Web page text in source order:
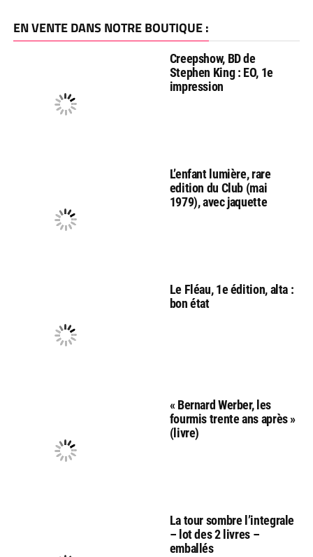
EN VENTE DANS NOTRE BOUTIQUE :
Creepshow, BD de
Stephen King : EO, 1e
impression
L’enfant lumière, rare
edition du Club (mai
1979), avec jaquette
Le Fléau, 1e édition, alta :
bon état
« Bernard Werber, les
fourmis trente ans après »
(livre)
La tour sombre l’integrale
– lot des 2 livres –
emballés